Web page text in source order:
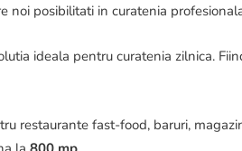
noi posibilitati in curatenia
ideala pentru curatenia zilnica.
restaurante fast-food, baruri,